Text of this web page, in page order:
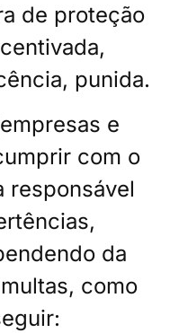
de proteção
punida.
e
com o
responsável
da
como